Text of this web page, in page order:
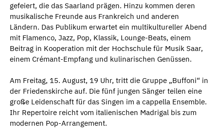
gefeiert, die das Saarland prägen. Hinzu kommen deren
musikalische Freunde aus Frankreich und anderen
Ländern. Das Publikum erwartet ein multikultureller Abend
mit Flamenco, Jazz, Pop, Klassik, Lounge-Beats, einem
Beitrag in Kooperation mit der Hochschule für Musik Saar,
einem Crémant-Empfang und kulinarischen Genüssen.
Am Freitag, 15. August, 19 Uhr, tritt die Gruppe „Buffoni“ in
der Friedenskirche auf. Die fünf jungen Sänger teilen eine
große Leidenschaft für das Singen im a cappella Ensemble.
Ihr Repertoire reicht vom italienischen Madrigal bis zum
modernen Pop-Arrangement.